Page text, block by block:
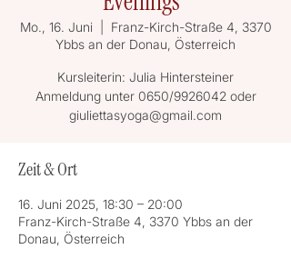
Mo., 16. Juni
Franz-Kirch-Straße 4, 3370
Ybbs an der Donau, Österreich
Kursleiterin: Julia Hintersteiner
Anmeldung unter 0650/9926042 oder
giuliettasyoga@gmail.com
Zeit & Ort
16. Juni 2025, 18:30 – 20:00
Franz-Kirch-Straße 4, 3370 Ybbs an der
Donau, Österreich